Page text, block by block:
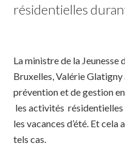
résidentielles
La ministre de la
Bruxelles, Valérie
prévention et de gestion
les activités
les vacances d’été. Et cela
tels cas.